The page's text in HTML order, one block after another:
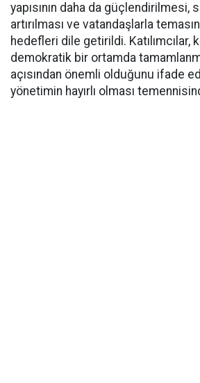
yapısının daha da güçlendirilmesi,
artırılması ve vatandaşlarla
hedefleri dile getirildi. Katılımcılar,
demokratik bir ortamda
açısından önemli olduğunu ifade
yönetimin hayırlı olması